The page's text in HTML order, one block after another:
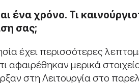
ένα χρόνο. Τι καινούργιο
σας;
έχει περισσότερες
αφαιρέθηκαν μερικά
στη Λειτουργία στο